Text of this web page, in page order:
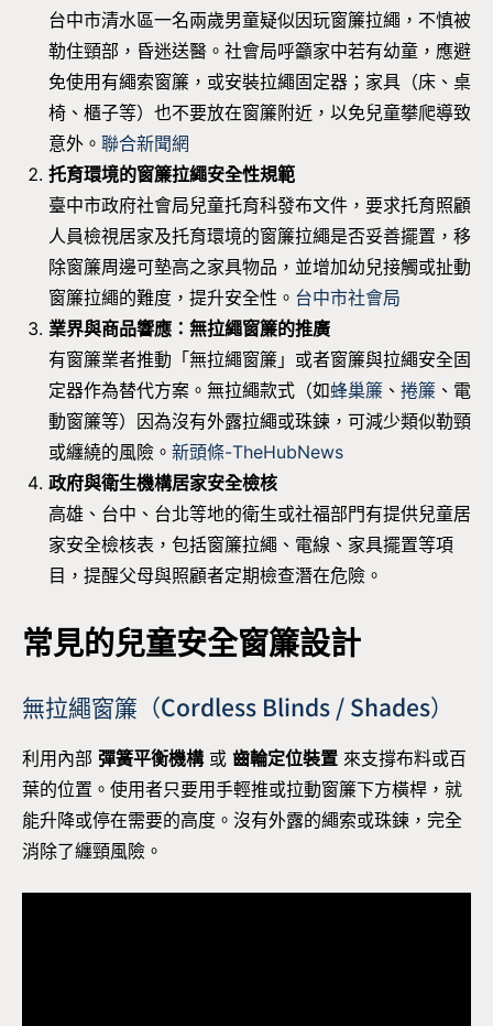
台中市清水區一名兩歲男童疑似因玩窗簾拉繩，不慎被
勒住頸部，昏迷送醫。社會局呼籲家中若有幼童，應避
免使用有繩索窗簾，或安裝拉繩固定器；家具（床、桌
椅、櫃子等）也不要放在窗簾附近，以免兒童攀爬導致
意外。 聯合新聞網
托育環境的窗簾拉繩安全性規範
臺中市政府社會局兒童托育科發布文件，要求托育照顧
人員檢視居家及托育環境的窗簾拉繩是否妥善擺置，移
除窗簾周邊可墊高之家具物品，並增加幼兒接觸或扯動
窗簾拉繩的難度，提升安全性。 台中市社會局
業界與商品響應：無拉繩窗簾的推廣
有窗簾業者推動「無拉繩窗簾」或者窗簾與拉繩安全固
定器作為替代方案。無拉繩款式（如蜂巢簾 、 捲簾 、電
動窗簾等）因為沒有外露拉繩或珠鍊，可減少類似勒頸
或纏繞的風險。 新頭條-TheHubNews
政府與衛生機構居家安全檢核
高雄、台中、台北等地的衛生或社福部門有提供兒童居
家安全檢核表，包括窗簾拉繩、電線、家具擺置等項
目，提醒父母與照顧者定期檢查潛在危險。
常見的兒童安全窗簾設計
無拉繩窗簾（Cordless Blinds / Shades）
利用內部 彈簧平衡機構或 齒輪定位裝置 來支撐布料或百
葉的位置。使用者只要用手輕推或拉動窗簾下方橫桿，就
能升降或停在需要的高度。沒有外露的繩索或珠鍊，完全
消除了纏頸風險。